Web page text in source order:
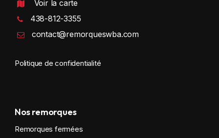
Voir la carte
438-812-3355
contact@remorqueswba.com
Politique de confidentialité
Nos remorques
Remorques fermées